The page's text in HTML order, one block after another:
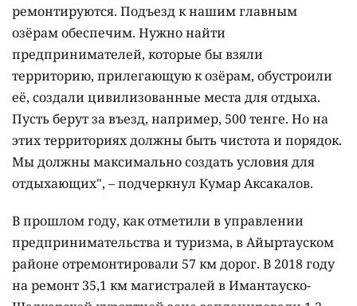
ремонтируются. Подъезд к нашим главным
озёрам обеспечим. Нужно найти
предпринимателей, которые бы взяли
территорию, прилегающую к озёрам, обустроили
её, создали цивилизованные места для отдыха.
Пусть берут за въезд, например, 500 тенге. Но на
этих территориях должны быть чистота и порядок.
Мы должны максимально создать условия для
отдыхающих", – подчеркнул Кумар Аксакалов.
В прошлом году, как отметили в управлении
предпринимательства и туризма, в Айыртауском
районе отремонтировали 57 км дорог. В 2018 году
на ремонт 35,1 км магистралей в Имантауско-